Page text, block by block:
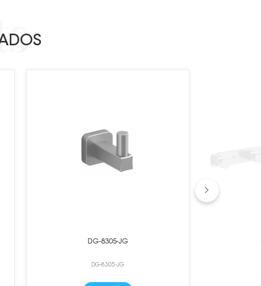
DG-8305-JG
DG-8305-JG